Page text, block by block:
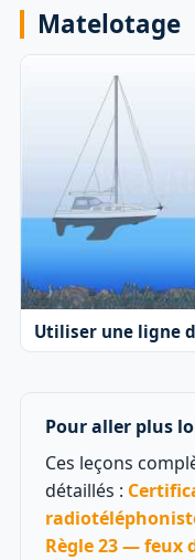
Matelotage
Utiliser une ligne
Pour aller plus
Ces leçons
détaillés :
Règle 23 — feux